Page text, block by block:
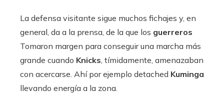
La defensa visitante sigue muchos fichajes y, en
general, da a la prensa, de la que los guerreros
Tomaron margen para conseguir una marcha más
grande cuando Knicks, tímidamente, amenazaban
con acercarse. Ahí por ejemplo detached Kuminga
llevando energía a la zona.